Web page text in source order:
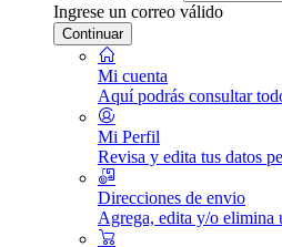
Ingrese un correo válido
Continuar
Mi cuenta
Aquí podrás consultar
Mi Perfil
Revisa y edita tus datos
Direcciones de envio
Agrega, edita y/o elimina